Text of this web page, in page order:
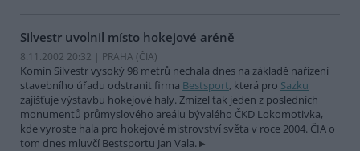
Silvestr uvolnil místo hokejové aréně
8.11.2002 20:32 | PRAHA (ČIA)
Komín Silvestr vysoký 98 metrů nechala dnes na základě nařízení
stavebního úřadu odstranit firma Bestsport, která pro Sazku
zajišťuje výstavbu hokejové haly. Zmizel tak jeden z posledních
monumentů průmyslového areálu bývalého ČKD Lokomotivka,
kde vyroste hala pro hokejové mistrovství světa v roce 2004. ČIA o
tom dnes mluvčí Bestsportu Jan Vala.